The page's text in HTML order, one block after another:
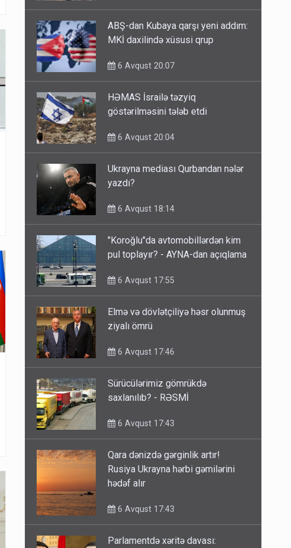
ABŞ-dan Kubaya qarşı yeni addım:
MKİ daxilində xüsusi qrup
6 Avqust 20:07
HƏMAS İsrailə təzyiq
göstərilməsini tələb etdi
6 Avqust 20:04
Ukrayna mediası Qurbandan nələr
yazdı?
6 Avqust 18:14
"Koroğlu"da avtomobillərdən kim
pul toplayır? - AYNA-dan açıqlama
6 Avqust 17:55
Elmə və dövlətçiliyə həsr olunmuş
ziyalı ömrü
6 Avqust 17:46
Sürücülərimiz gömrükdə
saxlanılıb? - RƏSMİ
6 Avqust 17:43
Qara dənizdə gərginlik artır!
Rusiya Ukrayna hərbi gəmilərini
hədəf alır
6 Avqust 17:43
Parlamentdə xəritə davası: